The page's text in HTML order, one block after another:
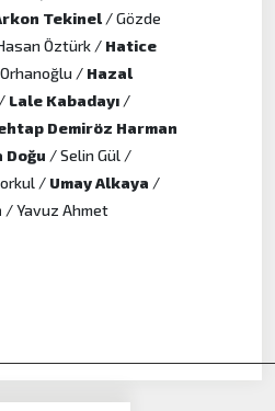
Tekinel / Gözde
Öztürk / Hatice
/ Hazal
Lale Kabadayı /
Demiröz Harman
Doğu / Selin Gül /
/ Umay Alkaya /
/ Yavuz Ahmet